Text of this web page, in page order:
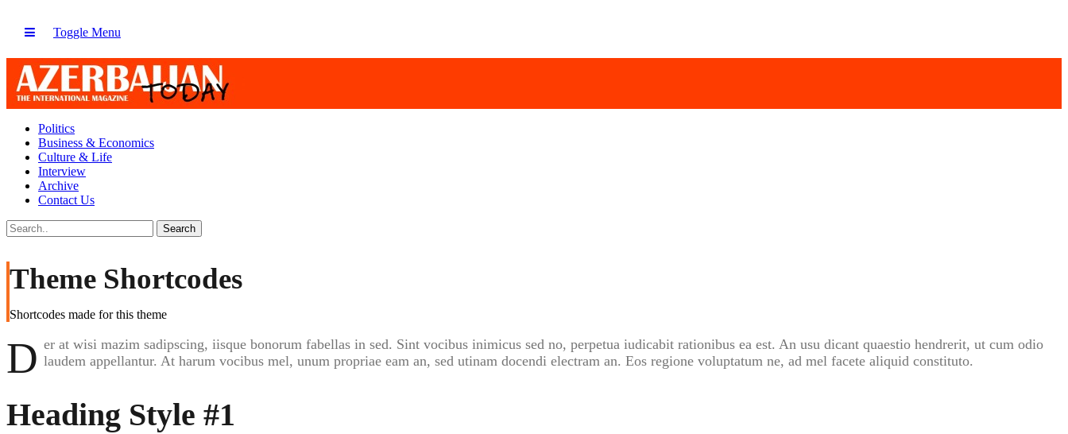
Toggle Menu
Politics
Business & Economics
Culture & Life
Interview
Archive
Contact Us
Theme Shortcodes
Shortcodes made for this theme
D er at wisi mazim sadipscing, iisque bonorum fabellas in sed. Sint vocibus inimicus sed no, perpetua iudicabit rationibus ea est. An usu dicant quaestio hendrerit, ut cum odio
laudem appellantur. At harum vocibus mel, unum propriae eam an, sed utinam docendi electram an. Eos regione voluptatum ne, ad mel facete aliquid constituto.
Heading Style #1